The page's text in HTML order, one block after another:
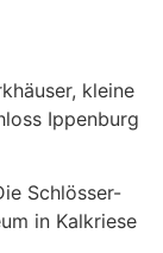
kleine
Ippenburg
Schlösser-
in Kalkriese